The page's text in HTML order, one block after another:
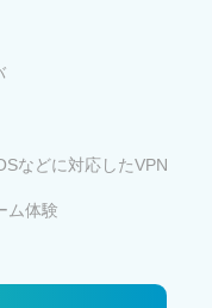
などに対応したVPN
ム体験